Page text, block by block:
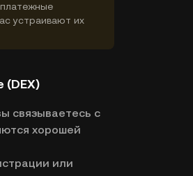
устраивают их
(DEX)
связываетесь с
хорошей
или